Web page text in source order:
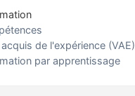
de l'expérience (VAE)
par apprentissage